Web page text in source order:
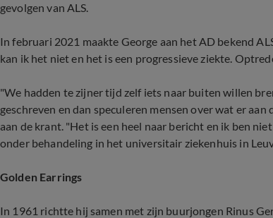
gevolgen van ALS.
In februari 2021 maakte George aan het AD bekend
kan ik het niet en het is een progressieve ziekte.
"We hadden te zijner tijd zelf iets naar buiten willen
geschreven en dan speculeren mensen over wat er
aan de krant. "Het is een heel naar bericht en ik ben
onder behandeling in het universitair ziekenhuis in
Golden Earrings
In 1961 richtte hij samen met zijn buurjongen Rinus